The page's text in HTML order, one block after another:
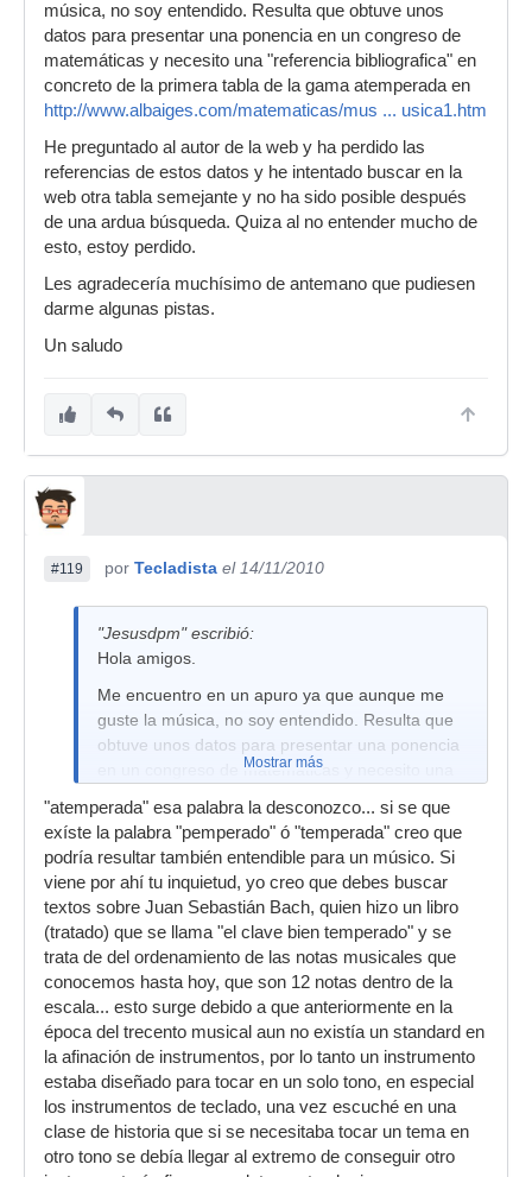
música, no soy entendido. Resulta que obtuve unos
datos para presentar una ponencia en un congreso de
matemáticas y necesito una "referencia bibliografica" en
concreto de la primera tabla de la gama atemperada en
http://www.albaiges.com/matematicas/mus ... usica1.htm
He preguntado al autor de la web y ha perdido las
referencias de estos datos y he intentado buscar en la
web otra tabla semejante y no ha sido posible después
de una ardua búsqueda. Quiza al no entender mucho de
esto, estoy perdido.
Les agradecería muchísimo de antemano que pudiesen
darme algunas pistas.
Un saludo
#119 por Tecladista el 14/11/2010
"Jesusdpm" escribió:
Hola amigos.
Me encuentro en un apuro ya que aunque me
guste la música, no soy entendido. Resulta que
obtuve unos datos para presentar una ponencia
en un congreso de matemáticas y necesito una
primera tabla de la gama atemperada en
http://www.albaiges.com/matematicas/mus ...
usica1.htm
He preguntado al autor de la web y ha perdido
las referencias de estos datos y he intentado
buscar en la web otra tabla semejante y no ha
sido posible después de una ardua búsqueda.
Quiza al no entender mucho de esto, estoy
perdido.
Les agradecería muchísimo de antemano que
pudiesen darme algunas pistas.
Un saludo
Mostrar más
"atemperada" esa palabra la desconozco... si se que
exíste la palabra "pemperado" ó "temperada" creo que
podría resultar también entendible para un músico. Si
viene por ahí tu inquietud, yo creo que debes buscar
textos sobre Juan Sebastián Bach, quien hizo un libro
(tratado) que se llama "el clave bien temperado" y se
trata de del ordenamiento de las notas musicales que
conocemos hasta hoy, que son 12 notas dentro de la
escala... esto surge debido a que anteriormente en la
época del trecento musical aun no existía un standard en
la afinación de instrumentos, por lo tanto un instrumento
estaba diseñado para tocar en un solo tono, en especial
los instrumentos de teclado, una vez escuché en una
clase de historia que si se necesitaba tocar un tema en
otro tono se debía llegar al extremo de conseguir otro